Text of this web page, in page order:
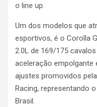
o line up.
Um dos modelos que
esportivos, é o Corolla
2.0L de 169/175
aceleração empolgante
ajustes promovidos
Racing, representando
Brasil.